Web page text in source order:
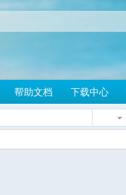
帮助文档 下载中心